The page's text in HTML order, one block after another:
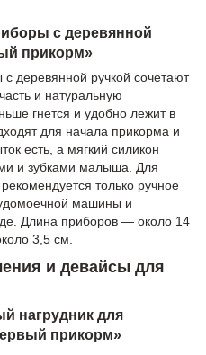
с деревянной
прикорм»
деревянной ручкой сочетают
и натуральную
гнется и удобно лежит в
для начала прикорма и
есть, а мягкий силикон
и зубками малыша. Для
только ручное
машины и
Длина приборов — около 14
3,5 см.
и девайсы для
нагрудник для
прикорм»